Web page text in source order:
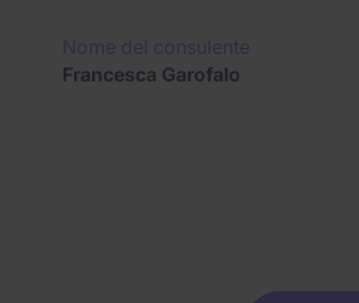
Francesca Garofalo